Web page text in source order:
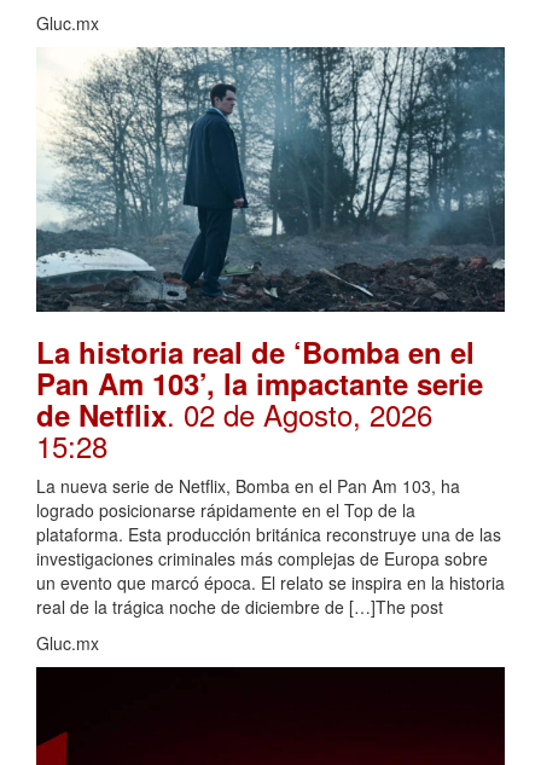
Gluc.mx
La historia real de ‘Bomba en el
Pan Am 103’, la impactante serie
de Netflix. 02 de Agosto, 2026
15:28
La nueva serie de Netflix, Bomba en el Pan Am 103, ha
logrado posicionarse rápidamente en el Top de la
plataforma. Esta producción británica reconstruye una de las
investigaciones criminales más complejas de Europa sobre
un evento que marcó época. El relato se inspira en la historia
real de la trágica noche de diciembre de […]The post
Gluc.mx